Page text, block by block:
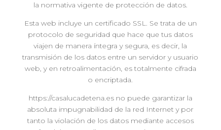
la normativa vigente de protección de datos.
Esta web incluye un certificado SSL. Se trata de un
protocolo de seguridad que hace que tus datos
viajen de manera íntegra y segura, es decir, la
transmisión de los datos entre un servidor y usuario
web, y en retroalimentación, es totalmente cifrada
o encriptada.
https://casalucadetena.es no puede garantizar la
absoluta impugnabilidad de la red Internet y por
tanto la violación de los datos mediante accesos